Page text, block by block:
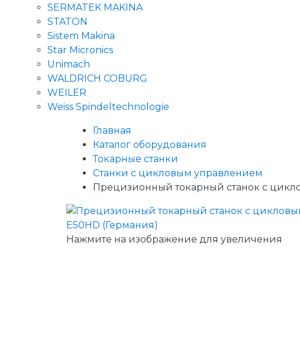
SERMATEK MAKINA
STATON
Sistem Makina
Star Micronics
Unimach
WALDRICH COBURG
WEILER
Weiss Spindeltechnologie
Главная
Каталог оборудования
Токарные станки
Станки с цикловым управлением
Прецизионный токарный станок с
Нажмите на изображение для увеличения